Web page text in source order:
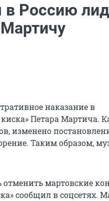
в Россию
наказание в
Петара Мартича.
изменено
Таким образом,
мартовские
сообщил в соцсетях.